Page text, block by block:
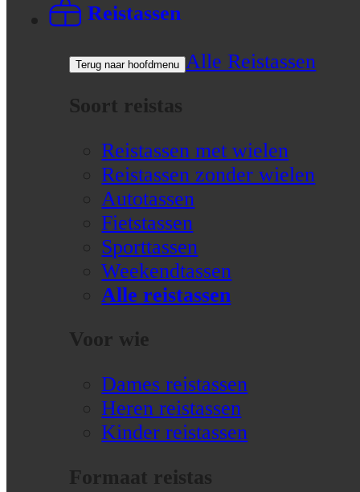
Reistassen
Terug naar hoofdmenu
Alle Reistassen
Soort reistas
Reistassen met wielen
Reistassen zonder wielen
Autotassen
Fietstassen
Sporttassen
Weekendtassen
Alle reistassen
Voor wie
Dames reistassen
Heren reistassen
Kinder reistassen
Formaat reistas